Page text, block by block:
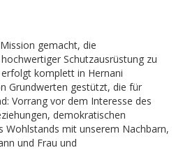
gemacht, die
Schutzausrüstung zu
komplett in Hernani
Grundwerten gestützt, die für
Vorrang vor dem Interesse des
demokratischen
Wohlstands mit unserem Nachbarn,
und Frau und